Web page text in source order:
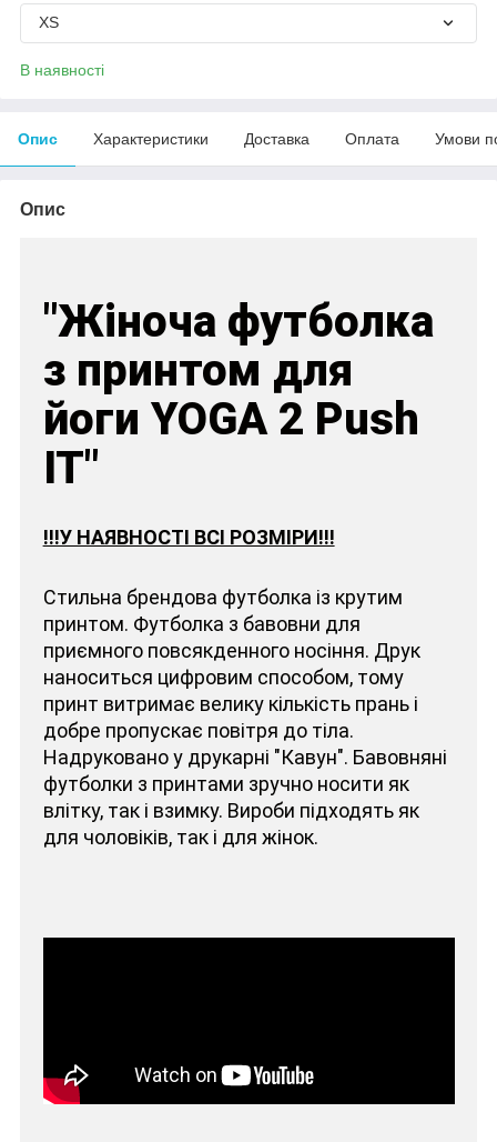
XS
В наявності
Опис Характеристики Доставка Оплата Умови
Опис
"Жіноча футболка
з принтом для
йоги YOGA 2 Push
IT"
!!!У НАЯВНОСТІ ВСІ РОЗМІРИ!!!
Стильна брендова футболка із крутим
принтом. Футболка з бавовни для
приємного повсякденного носіння. Друк
наноситься цифровим способом, тому
принт витримає велику кількість прань і
добре пропускає повітря до тіла.
Надруковано у друкарні "Кавун". Бавовняні
футболки з принтами зручно носити як
влітку, так і взимку. Вироби підходять як
для чоловіків, так і для жінок.